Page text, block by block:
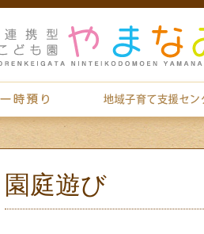
園庭遊び